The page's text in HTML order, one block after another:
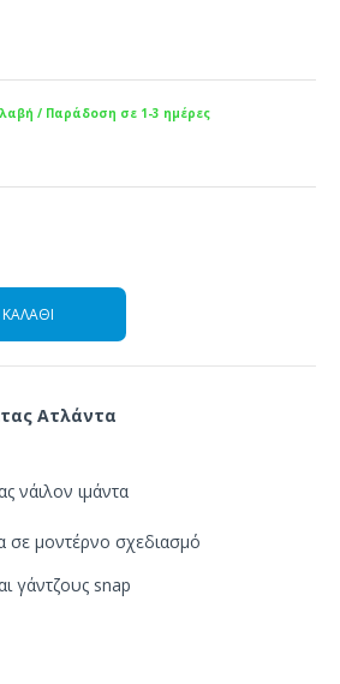
/ Παράδοση σε 1-3 ημέρες
ΚΑΛΆΘΙ
Ατλάντα
νάιλον ιμάντα
σε μοντέρνο σχεδιασμό
γάντζους snap